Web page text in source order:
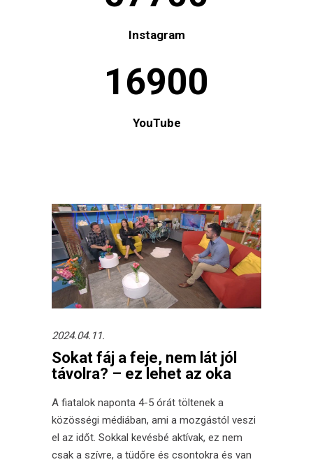
Instagram
16900
YouTube
2024.04.11.
Sokat fáj a feje, nem lát jól
távolra? – ez lehet az oka
A fiatalok naponta 4-5 órát töltenek a
közösségi médiában, ami a mozgástól veszi
el az időt. Sokkal kevésbé aktívak, ez nem
csak a szívre, a tüdőre és csontokra és van